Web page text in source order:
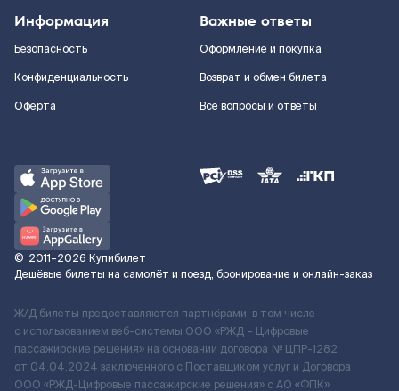
Информация
Безопасность
Конфиденциальность
Оферта
Важные ответы
Оформление и покупка
Возврат и обмен билета
Все вопросы и ответы
© 2011–2026 Купибилет
Дешёвые билеты на самолёт и поезд, бронирование и онлайн-заказ
Ж/Д билеты предоставляются партнёрами, в том числе
с использованием веб-системы ООО «РЖД – Цифровые
пассажирские решения» на основании договора № ЦПР-1282
от 04.04.2024 заключенного с Поставщиком услуг и Договора
ООО «РЖД-Цифровые пассажирские решения» c АО «ФПК»